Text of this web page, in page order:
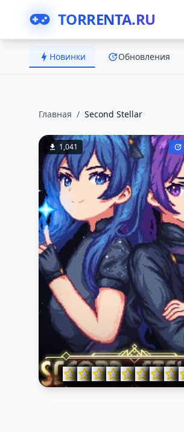
TORRENTA.RU
Новинки Обновления
Главная / Second Stellar
1,041